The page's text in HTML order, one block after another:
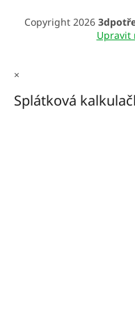
Copyright 2026
Upravit
×
Splátková